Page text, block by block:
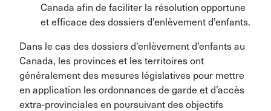
Canada afin de faciliter la résolution opportune
et efficace des dossiers d’enlèvement d’enfants.
Dans le cas des dossiers d’enlèvement d’enfants au
Canada, les provinces et les territoires ont
généralement des mesures législatives pour mettre
en application les ordonnances de garde et d’accès
extra-provinciales en poursuivant des objectifs